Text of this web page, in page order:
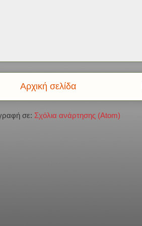
Αρχική σελίδα
σε: Σχόλια ανάρτησης (Atom)